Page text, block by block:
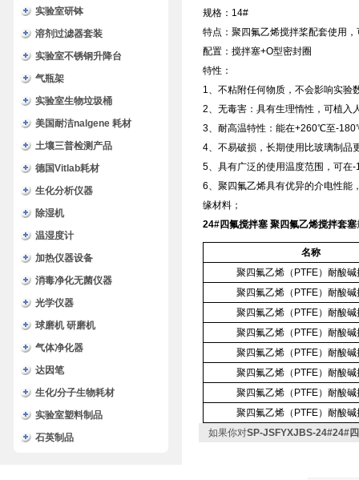
实验室研钵
溶剂过滤器套装
实验室不锈钢升降台
气瓶架
实验室生物垃圾桶
美国耐洁nalgene 耗材
土壤三普检测产品
德国Vitlab耗材
生化分析仪器
除湿机
温湿度计
加热仪器设备
消毒净化无菌仪器
光学仪器
球磨机 研磨机
气体净化器
达因笔
生化/分子生物耗材
实验室塑料制品
石英制品
规格：14#
特点：聚四氟乙烯搅拌桨配套使用
配置：搅拌塞+O型密封圈
特性：
1、不粘附任何物质，不会影响实验
2、无毒害：具有生理惰性，可植入
3、耐高温特性：能在+260℃至-
4、不易破损，长期使用比玻璃制品
5、具有广泛的使用温度范围，可
6、聚四氟乙烯具有优异的介电性能
缘材料；
24#四氟搅拌塞 聚四氟乙烯搅拌套塞
名称
聚四氟乙烯（PTFE）耐酸碱
聚四氟乙烯（PTFE）耐酸碱
聚四氟乙烯（PTFE）耐酸碱
聚四氟乙烯（PTFE）耐酸碱
聚四氟乙烯（PTFE）耐酸碱
聚四氟乙烯（PTFE）耐酸碱
聚四氟乙烯（PTFE）耐酸碱
聚四氟乙烯（PTFE）耐酸碱
如果你对SP-JSFYXJBS-24#24#